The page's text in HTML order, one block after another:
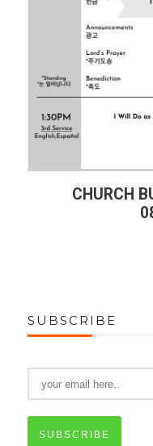
CHURCH
SUBSCRIBE
SUBSCRIBE